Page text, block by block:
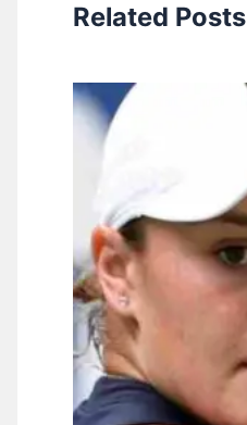
Related Posts